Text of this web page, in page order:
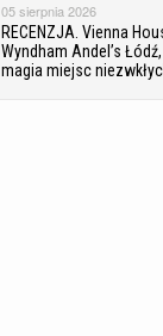
05 sierpnia 2026
RECENZJA. Vienna
Wyndham Andel’s
magia miejsc